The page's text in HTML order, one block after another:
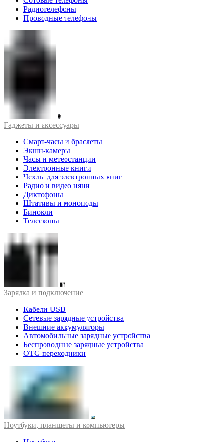
Радиотелефоны
Проводные телефоны
Гаджеты и аксессуары
Смарт-часы и браслеты
Экшн-камеры
Часы и метеостанции
Электронные книги
Чехлы для электронных книг
Радио и видео няни
Диктофоны
Штативы и моноподы
Бинокли
Телескопы
Зарядка и подключение
Кабели USB
Сетевые зарядные устройства
Внешние аккумуляторы
Автомобильные зарядные устройства
Беспроводные зарядные устройства
OTG переходники
Ноутбуки, планшеты и компьютеры